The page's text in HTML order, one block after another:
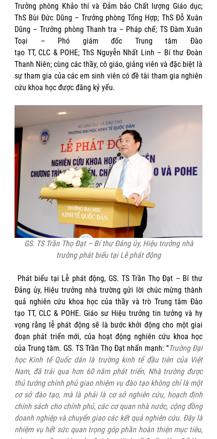
Trưởng phòng Khảo thí và Đảm bảo Chất lượng Giáo dục;
ThS Bùi Đức Dũng – Trưởng phòng Tổng Hợp; ThS Đỗ Xuân
Dũng – Trưởng phòng Thanh tra – Pháp chế; TS Đàm Xuân
Toại – Phó giám đốc Trung tâm Đào
tạo TT, CLC & POHE; ThS Nguyễn Nhất Linh – Bí thư Đoàn
Thanh Niên; cùng các thầy, cô giáo, giảng viên và đặc biệt là
sự tham gia của các em sinh viên có đề tài tham gia nghiên
cứu khoa học được đăng kỷ yếu.
GS. TS Trần Thọ Đạt – Bí thư Đảng ủy, Hiệu trưởng nhà
trường phát biểu tại Lễ phát động
Phát biểu tại Lễ phát động, GS. TS Trần Thọ Đạt – Bí thư
Đảng ủy, Hiệu trưởng nhà trường gửi lời chúc mừng thành
quả nghiên cứu khoa học của thầy và trò Trung tâm Đào
tạo TT, CLC & POHE. Giáo sư Hiệu trưởng tin tưởng và hy
vọng rằng lễ phát động sẽ là bước khởi động cho một giai
đoạn phát triển mới, của hoạt động nghiên cứu khoa học
của Trung tâm. GS. TS Trần Thọ Đạt nhấn mạnh: “Trường Đại
học Kinh tế Quốc dân là trường kinh tế đầu tiên của Việt
Nam, đã trải qua hơn 60 năm phát triển, Nhà trường được
thủ tướng chính phủ giao nhiệm vụ đào tạo không chỉ là một
cơ sở đào tạo, mà là phải là cơ sở nghiên cứu, hoạch định
chính sách cho chính phủ, các cơ quan nhà nước, cộng đồng
doanh nghiệp và chuyển giao các kết quả nghiên cứu. Đây là
nhiệm vụ hết sức quan trọng góp phần hoàn thiện mục tiêu,